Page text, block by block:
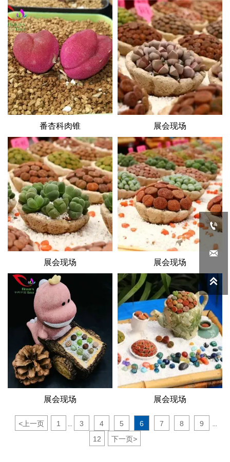
番杏科肉锥 展会现场
展会现场 展会现场
展会现场 展会现场
<上一页 1 3 4 5 6 7 8 9
12 下一页>


